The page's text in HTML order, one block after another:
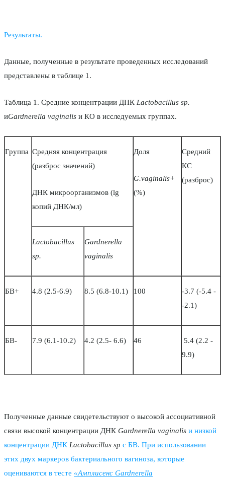
Результаты.
Данные, полученные в результате проведенных исследований
представлены в таблице 1.
Таблица 1. Средние концентрации ДНК Lactobacillus sp.
иGardnerella vaginalis и КО в исследуемых группах.
Группа Средняя концентрация
(разброс значений)
ДНК микроорганизмов (lg
копий ДНК/мл)
Доля
G.vaginalis+
(%)
Средний
КС
(разброс)
Lactobacillus
sp.
Gardnerella
vaginalis
БВ+ 4.8 (2.5-6.9) 8.5 (6.8-10.1) 100
-3.7 (-5.4 -
-2.1)
БВ- 7.9 (6.1-10.2) 4.2 (2.5- 6.6) 46
5.4 (2.2 -
9.9)
Полученные данные свидетельствуют о высокой ассоциативной
связи высокой концентрации ДНК Gardnerella vaginalis и низкой
концентрации ДНК Lactobacillus sp с БВ. При использовании
этих двух маркеров бактериального вагиноза, которые
оцениваются в тесте «Амплисенс Gardnerella